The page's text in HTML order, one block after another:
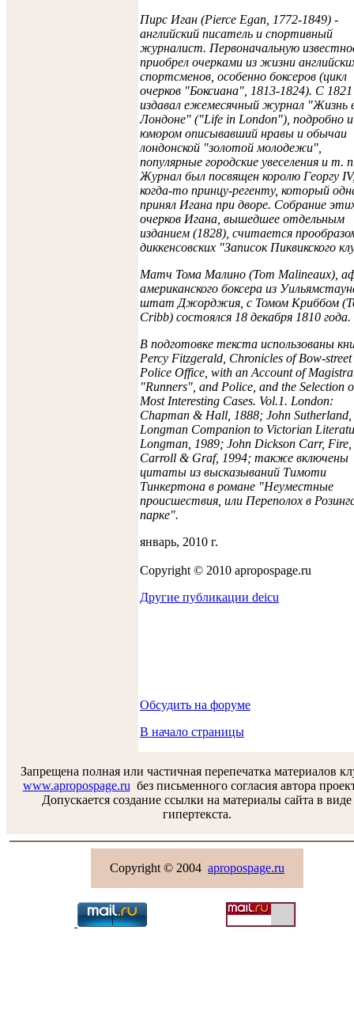
Пирс Иган (Pierce Egan, 1772-1849) -
английский писатель и спортивный
журналист. Первоначальную
приобрел очерками из жизни
спортсменов, особенно боксеров (цикл
очерков "Боксиана", 1813-1824). C 1821
издавал ежемесячный журнал "Жизнь
Лондоне" ("Life in London"), подробно
юмором описывавший нравы и обычаи
лондонской "золотой молодежи",
популярные городские увеселения и т.
Журнал был посвящен королю Георгу
когда-то принцу-регенту, который
принял Игана при дворе. Собрание
очерков Игана, вышедшее отдельным
изданием (1828), считается
диккенсовских "Записок Пиквикского
Матч Тома Малино (Tom Malineaux),
американского боксера из
штат Джорджия, с Томом Криббом
Cribb) состоялся 18 декабря 1810 года.
В подготовке текста использованы
Percy Fitzgerald, Chronicles of Bow-street
Police Office, with an Account of
"Runners", and Police, and the Selection
Most Interesting Cases. Vol.1. London:
Chapman & Hall, 1888; John Sutherland,
Longman Companion to Victorian
Longman, 1989; John Dickson Carr,
Carroll & Graf, 1994; также включены
цитаты из высказываний Тимоти
Тинкертона в романе "Неуместные
происшествия, или Переполох в
парке".
январь, 2010 г.
Copyright © 2010 apropospage.ru
Другие публикации deicu
Обсудить на форуме
В начало страницы
Запрещена полная или частичная перепечатка материалов
www.apropospage.ru без письменного согласия автора
Допускается создание ссылки на материалы сайта в виде
гипертекста.
Copyright © 2004 apropospage.ru